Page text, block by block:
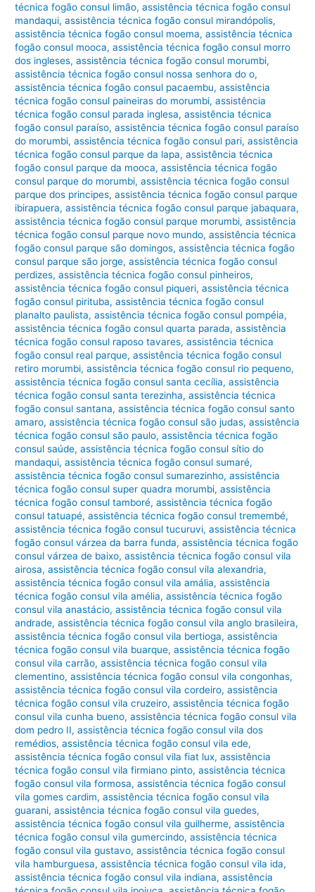
técnica fogão consul limão,assistência técnica fogão consul
mandaqui,assistência técnica fogão consul mirandópolis,
assistência técnica fogão consul moema,assistência técnica
fogão consul mooca,assistência técnica fogão consul morro
dos ingleses,assistência técnica fogão consul morumbi,
assistência técnica fogão consul nossa senhora do o,
assistência técnica fogão consul pacaembu,assistência
técnica fogão consul paineiras do morumbi,assistência
técnica fogão consul parada inglesa,assistência técnica
fogão consul paraíso,assistência técnica fogão consul paraíso
do morumbi,assistência técnica fogão consul pari,assistência
técnica fogão consul parque da lapa,assistência técnica
fogão consul parque da mooca,assistência técnica fogão
consul parque do morumbi,assistência técnica fogão consul
parque dos principes,assistência técnica fogão consul parque
ibirapuera,assistência técnica fogão consul parque jabaquara,
assistência técnica fogão consul parque morumbi,assistência
técnica fogão consul parque novo mundo,assistência técnica
fogão consul parque são domingos,assistência técnica fogão
consul parque são jorge,assistência técnica fogão consul
perdizes,assistência técnica fogão consul pinheiros,
assistência técnica fogão consul piqueri,assistência técnica
fogão consul pirituba,assistência técnica fogão consul
planalto paulista,assistência técnica fogão consul pompéia,
assistência técnica fogão consul quarta parada,assistência
técnica fogão consul raposo tavares,assistência técnica
fogão consul real parque,assistência técnica fogão consul
retiro morumbi,assistência técnica fogão consul rio pequeno,
assistência técnica fogão consul santa cecília,assistência
técnica fogão consul santa terezinha,assistência técnica
fogão consul santana,assistência técnica fogão consul santo
amaro,assistência técnica fogão consul são judas,assistência
técnica fogão consul são paulo,assistência técnica fogão
consul saúde,assistência técnica fogão consul sítio do
mandaqui,assistência técnica fogão consul sumaré,
assistência técnica fogão consul sumarezinho,assistência
técnica fogão consul super quadra morumbi,assistência
técnica fogão consul tamboré,assistência técnica fogão
consul tatuapé,assistência técnica fogão consul tremembé,
assistência técnica fogão consul tucuruvi,assistência técnica
fogão consul várzea da barra funda,assistência técnica fogão
consul várzea de baixo,assistência técnica fogão consul vila
airosa,assistência técnica fogão consul vila alexandria,
assistência técnica fogão consul vila amália,assistência
técnica fogão consul vila amélia,assistência técnica fogão
consul vila anastácio,assistência técnica fogão consul vila
andrade,assistência técnica fogão consul vila anglo brasileira,
assistência técnica fogão consul vila bertioga,assistência
técnica fogão consul vila buarque,assistência técnica fogão
consul vila carrão,assistência técnica fogão consul vila
clementino,assistência técnica fogão consul vila congonhas,
assistência técnica fogão consul vila cordeiro,assistência
técnica fogão consul vila cruzeiro,assistência técnica fogão
consul vila cunha bueno,assistência técnica fogão consul vila
dom pedro II,assistência técnica fogão consul vila dos
remédios,assistência técnica fogão consul vila ede,
assistência técnica fogão consul vila fiat lux,assistência
técnica fogão consul vila firmiano pinto,assistência técnica
fogão consul vila formosa,assistência técnica fogão consul
vila gomes cardim,assistência técnica fogão consul vila
guarani,assistência técnica fogão consul vila guedes,
assistência técnica fogão consul vila guilherme,assistência
técnica fogão consul vila gumercindo,assistência técnica
fogão consul vila gustavo,assistência técnica fogão consul
vila hamburguesa,assistência técnica fogão consul vila ida,
assistência técnica fogão consul vila indiana,assistência